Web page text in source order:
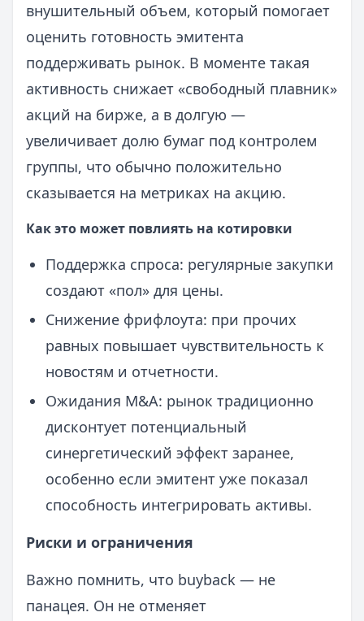
внушительный объем, который помогает
оценить готовность эмитента
поддерживать рынок. В моменте такая
активность снижает «свободный плавник»
акций на бирже, а в долгую —
увеличивает долю бумаг под контролем
группы, что обычно положительно
сказывается на метриках на акцию.
Как это может повлиять на котировки
Поддержка спроса: регулярные закупки
создают «пол» для цены.
Снижение фрифлоута: при прочих
равных повышает чувствительность к
новостям и отчетности.
Ожидания M&A: рынок традиционно
дисконтует потенциальный
синергетический эффект заранее,
особенно если эмитент уже показал
способность интегрировать активы.
Риски и ограничения
Важно помнить, что buyback — не
панацея. Он не отменяет